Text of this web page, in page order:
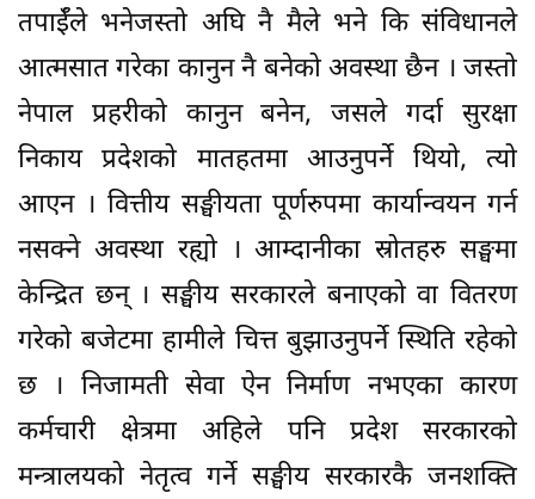
तपाईँले भनेजस्तो अघि नै मैले भने कि संविधानले
आत्मसात गरेका कानुन नै बनेको अवस्था छैन । जस्तो
नेपाल प्रहरीको कानुन बनेन, जसले गर्दा सुरक्षा
निकाय प्रदेशको मातहतमा आउनुपर्ने थियो, त्यो
आएन । वित्तीय सङ्घीयता पूर्णरुपमा कार्यान्वयन गर्न
नसक्ने अवस्था रह्यो । आम्दानीका स्रोतहरु सङ्घमा
केन्द्रित छन् । सङ्घीय सरकारले बनाएको वा वितरण
गरेको बजेटमा हामीले चित्त बुझाउनुपर्ने स्थिति रहेको
छ । निजामती सेवा ऐन निर्माण नभएका कारण
कर्मचारी क्षेत्रमा अहिले पनि प्रदेश सरकारको
मन्त्रालयको नेतृत्व गर्ने सङ्घीय सरकारकै जनशक्ति